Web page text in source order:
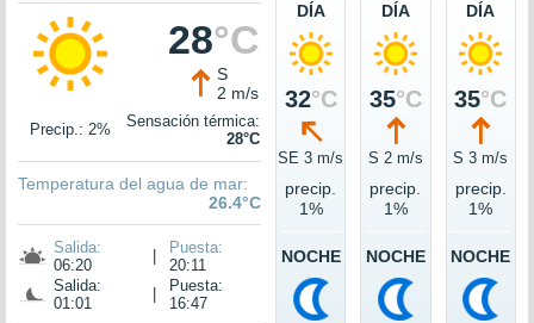
28°C
S
2 m/s
Precip.: 2%
Sensación térmica:
28°C
Temperatura del agua de mar:
26.4°C
Salida:
06:20
Puesta:
20:11
Salida:
01:01
Puesta:
16:47
DÍA
32°C
SE 3 m/s
precip.
1%
NOCHE
DÍA
35°C
S 2 m/s
precip.
1%
NOCHE
DÍA
35°C
S 3 m/s
precip.
1%
NOCHE